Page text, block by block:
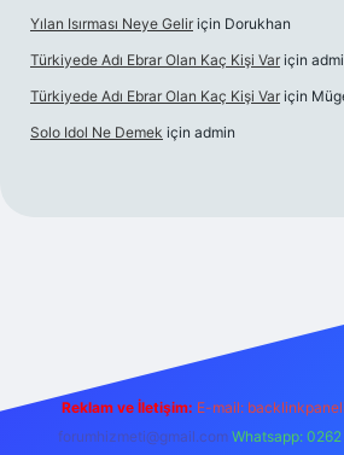
Yılan Isırması Neye Gelir için Dorukhan
Türkiyede Adı Ebrar Olan Kaç Kişi Var için
Türkiyede Adı Ebrar Olan Kaç Kişi Var için
Solo Idol Ne Demek için admin
Reklam ve İletişim: E-mail:
forumhizmeti@gmail.com Whatsapp: